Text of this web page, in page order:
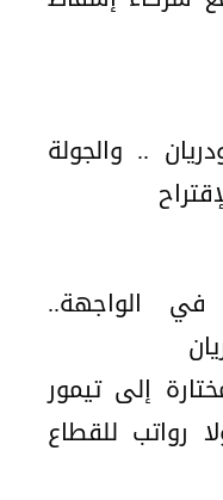
.. والجولة
في الواجهة..
إلى تيمور
رواتب للقطاع